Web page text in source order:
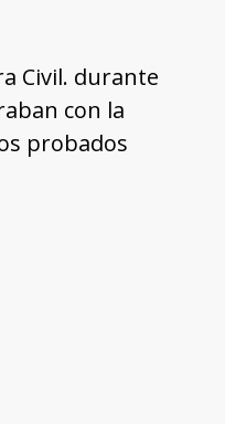
Civil. durante
con la
probados